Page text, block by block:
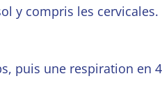
y compris les cervicales.
puis une respiration en